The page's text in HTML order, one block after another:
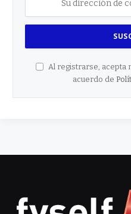
Al registrarse, acepta
acuerdo de